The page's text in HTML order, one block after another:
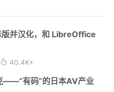
版并汉化，和 LibreOffice
40.4K+
——“有码”的日本AV产业